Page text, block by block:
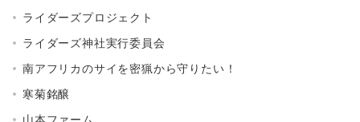
ライダーズプロジェクト
ライダーズ神社実行委員会
南アフリカのサイを密猟から守りたい！
寒菊銘醸